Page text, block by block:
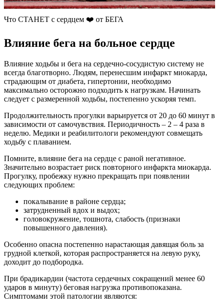
Что СТАНЕТ с сердцем ❤️ от БЕГА
Влияние бега на больное сердце
Влияние ходьбы и бега на сердечно-сосудистую систему не
всегда благотворно. Людям, перенесшим инфаркт миокарда,
страдающим от диабета, гипертонии, необходимо
максимально осторожно подходить к нагрузкам. Начинать
следует с размеренной ходьбы, постепенно ускоряя темп.
Продолжительность прогулки варьируется от 20 до 60 минут в
зависимости от самочувствия. Периодичность – 2 – 4 раза в
неделю. Медики и реабилитологи рекомендуют совмещать
ходьбу с плаванием.
Помните, влияние бега на сердце с раной негативное.
Значительно возрастает риск повторного инфаркта миокарда.
Прогулку, пробежку нужно прекращать при появлении
следующих проблем:
покалывание в районе сердца;
затрудненный вдох и выдох;
головокружение, тошнота, слабость (признаки
повышенного давления).
Особенно опасна постепенно нарастающая давящая боль за
грудной клеткой, которая распространяется на левую руку,
доходит до подбородка.
При брадикардии (частота сердечных сокращений менее 60
ударов в минуту) беговая нагрузка противопоказана.
Симптомами этой патологии являются: